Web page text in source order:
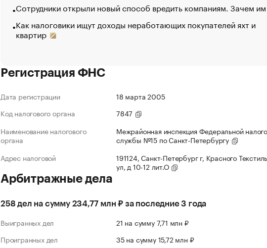
Сотрудники открыли новый способ вредить компаниям. Зачем
Как налоговики ищут доходы неработающих покупателей яхт и
квартир
Регистрация ФНС
Дата регистрации
18 марта 2005
Код налогового органа
7847
Наименование налогового
органа
Межрайонная инспекция Федеральной
службы №15 по Санкт-Петербургу
Адрес налоговой
191124, Санкт-Петербург г, Красного
ул, д 10-12 лит.О
Арбитражные дела
258 дел на сумму 234,77 млн ₽ за последние 3 года
Выигранных дел
21 на сумму 7,71 млн ₽
Проигранных дел
35 на сумму 15,72 млн ₽